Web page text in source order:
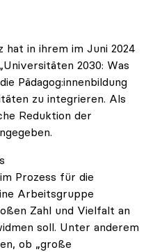
in ihrem im Juni 2024
2030: Was
Pädagog:innenbildung
zu integrieren. Als
Reduktion der
Prozess für die
Arbeitsgruppe
Zahl und Vielfalt an
soll. Unter anderem
ob „große